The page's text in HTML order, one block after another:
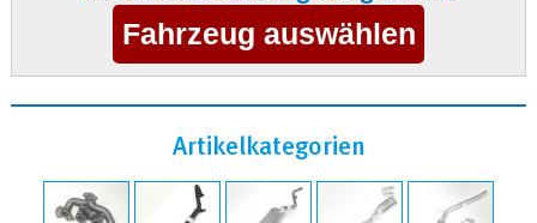
Artikelkategorien